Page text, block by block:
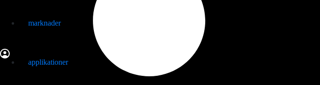
marknader
applikationer